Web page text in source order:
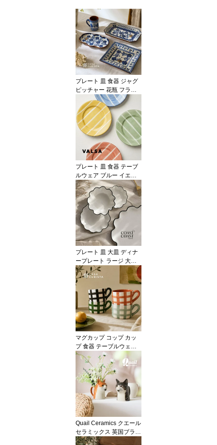
プレート 皿 食器 ジャグ
ピッチャー 花瓶 フラワ
ーベース 花柄 フラワー
モチーフ 陶器 テラコッ
タ ブルー 青 ホワイト 白
テーブルウェア おしゃれ
かわいい 輸入食器 海外
インテリア 輸入 インポ
ート 直輸入 オブジェ 置
物 インテリア ハンドメ
イド
プレート 皿 食器 テーブ
ルウェア ブルー イエロ
ー グリーン レッド 青 赤
黄色 陶器 アースンウェ
ア ラウンド 22cm 中皿
オブジェ 置物 インテリ
ア おしゃれ かわいい 海
外インテリア 輸入 イン
ポート 直輸入 ギフト 輸
入食器 モダン ハンドメ
イド VALSA HOME
プレート 皿 大皿 ディナ
ープレート ラージ 大判
食器 テーブルウェア ウ
ェーブ 花びら フラワー
セラミック 陶器 ホワイ
ト 白 ブラック 黒 おしゃ
れ かわいい モダン 海外
インテリア 輸入 インポ
ート 直輸入 ギフト 輸入
食器オブジェ インテリア
Coast to Coast
マグカップ コップ カッ
プ 食器 テーブルウェア
ジオメトリック 幾何学
格子柄 チェック グリー
ン 緑 ブラック 黒 ブルー
青 カラフル 陶器 テラコ
ッタ ハンドメイド ポッ
プ おしゃれ かわいい 輸
入 インポート 海外イン
テリア ギフト
Quail Ceramics クエール
セラミックス 英国ブラン
ド ネコ ジャグ ミディア